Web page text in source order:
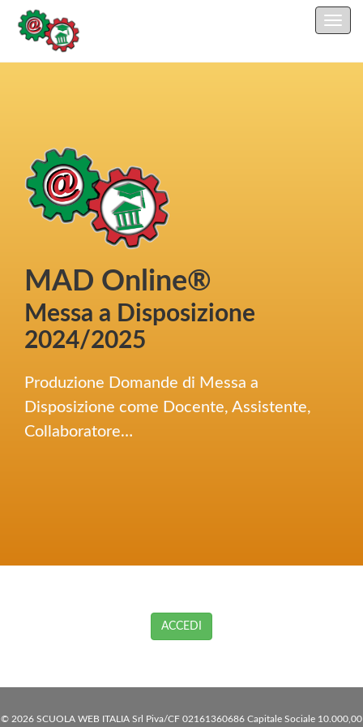
MAD Online®
Messa a Disposizione
2024/2025
Produzione Domande di Messa a
Disposizione come Docente, Assistente,
Collaboratore…
ACCEDI
© 2026 SCUOLA WEB ITALIA Srl Piva/CF 02161360686 Capitale Sociale 10.000,00